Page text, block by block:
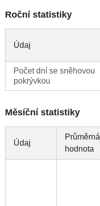
Roční statistiky
Údaj
Počet dní se sněhovou
pokrývkou
Měsíční statistiky
Údaj
Průměrná
hodnota